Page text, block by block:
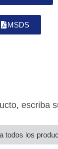
MSDS
escriba
todos los